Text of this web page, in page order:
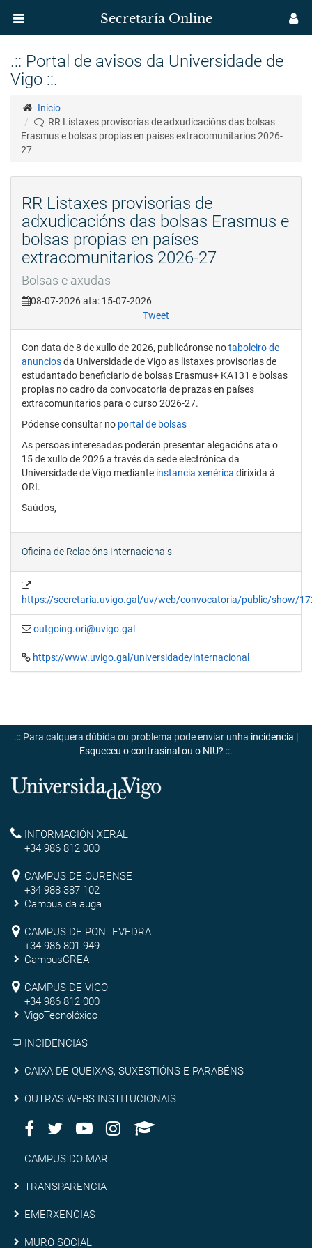
contido
principal
Secretaría Online
Secretaría
Uvigo
.:: Portal de avisos da Universidade de
Vigo ::.
Inicio
RR Listaxes provisorias de adxudicacións das bolsas
Erasmus e bolsas propias en países extracomunitarios 2026-
27
RR Listaxes provisorias de
adxudicacións das bolsas Erasmus e
bolsas propias en países
extracomunitarios 2026-27
Bolsas e axudas
08-07-2026 ata: 15-07-2026
Tweet
Con data de 8 de xullo de 2026, publicáronse notaboleiro de
anunciosda Universidade de Vigo as listaxes provisorias de
estudantado beneficiario de bolsas Erasmus+ KA131 e bolsas
propias no cadro da convocatoria de prazas en países
extracomunitarios para o curso 2026-27.
Pódense consultar no portal de bolsas
As persoas interesadas poderán presentar alegacións ata o
15 de xullo de 2026 a través da sede electrónica da
Universidade de Vigo mediante instancia xenérica dirixida á
ORI.
Saúdos,
Oficina de Relacións Internacionais
https://secretaria.uvigo.gal/uv/web/convocatoria/public/show/
outgoing.ori@uvigo.gal
https://www.uvigo.gal/universidade/internacional
.:: Para calquera dúbida ou problema pode enviar unha incidencia |
Esqueceu o contrasinal ou o NIU? ::.
Universidade
Vigo
Reitoría
INFORMACIÓN XERAL
+34 986 812 000
Campus
de
Ourense
CAMPUS DE OURENSE
+34 988 387 102
Campus da auga
Campus
de
Pontevedra
CAMPUS DE PONTEVEDRA
+34 986 801 949
CampusCREA
Campus
de
Vigo
CAMPUS DE VIGO
+34 986 812 000
VigoTecnolóxico
INCIDENCIAS
Caixa
de
queixas,
suxestións
e
parabéns
CAIXA DE QUEIXAS, SUXESTIÓNS E PARABÉNS
Outras
webs
institucionais
OUTRAS WEBS INSTITUCIONAIS
Redes
Sociais
Facebook
TwitterYoutubeInstagram
AppleU
Campus
do
Mar
CAMPUS DO MAR
Transparencia
TRANSPARENCIA
Emerxencias
EMERXENCIAS
MURO SOCIAL